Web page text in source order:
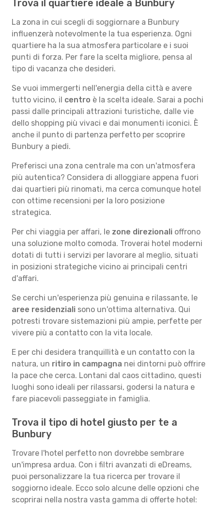
Trova il quartiere ideale a Bunbury
La zona in cui scegli di soggiornare a Bunbury
influenzerà notevolmente la tua esperienza. Ogni
quartiere ha la sua atmosfera particolare e i suoi
punti di forza. Per fare la scelta migliore, pensa al
tipo di vacanza che desideri.
Se vuoi immergerti nell'energia della città e avere
tutto vicino, il centro è la scelta ideale. Sarai a pochi
passi dalle principali attrazioni turistiche, dalle vie
dello shopping più vivaci e dai monumenti iconici. È
anche il punto di partenza perfetto per scoprire
Bunbury a piedi.
Preferisci una zona centrale ma con un'atmosfera
più autentica? Considera di alloggiare appena fuori
dai quartieri più rinomati, ma cerca comunque hotel
con ottime recensioni per la loro posizione
strategica.
Per chi viaggia per affari, le zone direzionali offrono
una soluzione molto comoda. Troverai hotel moderni
dotati di tutti i servizi per lavorare al meglio, situati
in posizioni strategiche vicino ai principali centri
d'affari.
Se cerchi un'esperienza più genuina e rilassante, le
aree residenziali sono un'ottima alternativa. Qui
potresti trovare sistemazioni più ampie, perfette per
vivere più a contatto con la vita locale.
E per chi desidera tranquillità e un contatto con la
natura, un ritiro in campagna nei dintorni può offrire
la pace che cerca. Lontani dal caos cittadino, questi
luoghi sono ideali per rilassarsi, godersi la natura e
fare piacevoli passeggiate in famiglia.
Trova il tipo di hotel giusto per te a
Bunbury
Trovare l'hotel perfetto non dovrebbe sembrare
un'impresa ardua. Con i filtri avanzati di eDreams,
puoi personalizzare la tua ricerca per trovare il
soggiorno ideale. Ecco solo alcune delle opzioni che
scoprirai nella nostra vasta gamma di offerte hotel: